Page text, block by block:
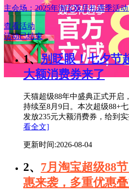
主会场：2025年淘宝双旦礼遇季活
查看活动
活动已结束
1、 别眨眼！七夕节
大额消费券来了
天猫超级88年中盛典正式开启
持续至8月9日。本次超级88+
发放235元大额消费券，给到
看全文]
更新时间:2026-08-04
2、 7月淘宝超级88
惠来袭，多重优惠